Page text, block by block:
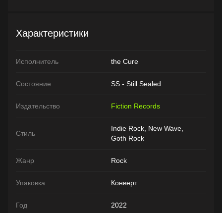
Характеристики
Исполнитель the Cure
Состояние SS - Still Sealed
Издательство Fiction Records
Стиль
Indie Rock, New Wave,
Goth Rock
Жанр Rock
Упаковка Конверт
Год 2022